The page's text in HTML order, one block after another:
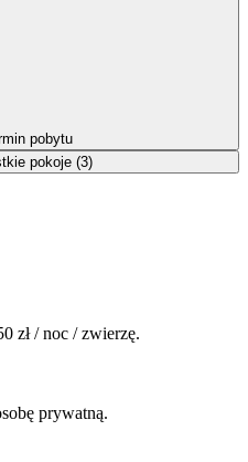
pobytu
pokoje (3)
zł / noc / zwierzę.
prywatną.